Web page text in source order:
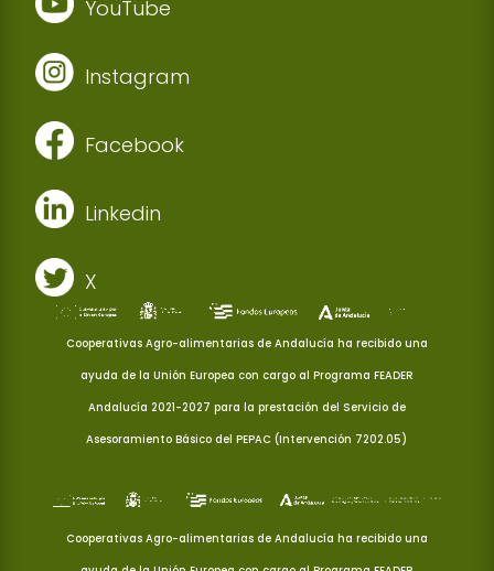
YouTube
Instagram
Facebook
Linkedin
X
Cooperativas Agro-alimentarias de Andalucía ha recibido una
ayuda de la Unión Europea con cargo al Programa FEADER
Andalucía 2021-2027 para la prestación del Servicio de
Asesoramiento Básico del PEPAC (Intervención 7202.05)
Cooperativas Agro-alimentarias de Andalucía ha recibido una